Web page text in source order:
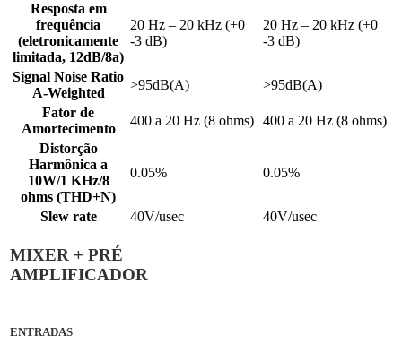
Resposta em
frequência
(eletronicamente
limitada, 12dB/8a)
20 Hz – 20 kHz (+0
-3 dB)
20 Hz – 20 kHz (+0
-3 dB)
Signal Noise Ratio
A-Weighted
>95dB(A)
>95dB(A)
Fator de
Amortecimento
400 a 20 Hz (8 ohms) 400 a 20 Hz (8 ohms)
Distorção
Harmônica a
10W/1 KHz/8
ohms (THD+N)
0.05% 0.05%
Slew rate 40V/usec 40V/usec
MIXER + PRÉ
AMPLIFICADOR
ENTRADAS